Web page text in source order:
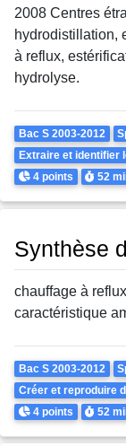
2008 Centres
hydrodistillation,
à reflux,
hydrolyse.
Theme
Bac S 2003-2012
Extraire et identifier
Points
4 points Durée
52
Synthèse
chauffage à
caractéristique
Theme
Bac S 2003-2012
Créer et reproduire
Points
4 points Durée
52